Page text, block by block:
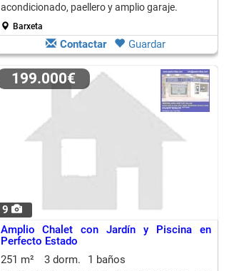
acondicionado, paellero y amplio garaje.
Barxeta
Contactar Guardar
9
199.000€
Amplio Chalet con Jardín y Piscina en
Perfecto Estado
251 m²
3 dorm. 1 baños